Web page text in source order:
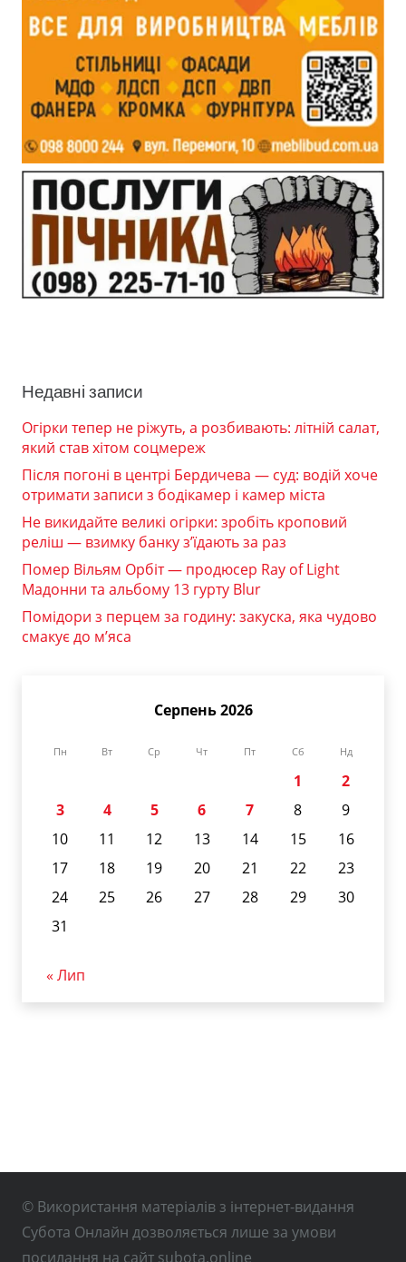
Недавні записи
Огірки тепер не ріжуть, а розбивають: літній салат,
який став хітом соцмереж
Після погоні в центрі Бердичева — суд: водій хоче
отримати записи з бодікамер і камер міста
Не викидайте великі огірки: зробіть кроповий
реліш — взимку банку з’їдають за раз
Помер Вільям Орбіт — продюсер Ray of Light
Мадонни та альбому 13 гурту Blur
Помідори з перцем за годину: закуска, яка чудово
смакує до м’яса
Серпень 2026
Пн Вт Ср Чт Пт Сб Нд
1
2
3
4 5 6 7 8
9
10
11 12 13 14 15
16
17
18 19 20 21 22
23
24
25 26 27 28 29
30
31
« Лип
© Використання матеріалів з інтернет-видання
Субота Онлайн дозволяється лише за умови
посилання на сайт subota.online